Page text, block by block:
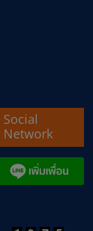
Social
Network